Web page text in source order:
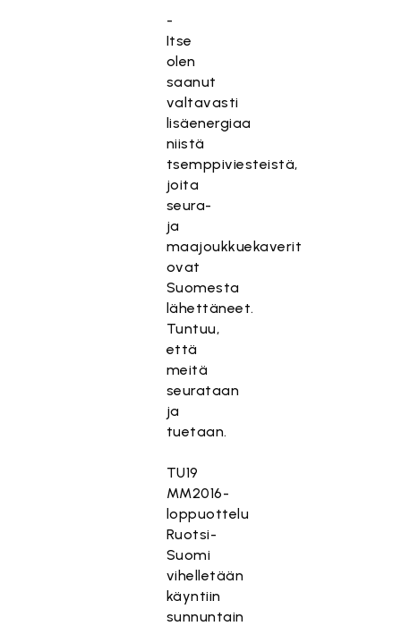
-
Itse
olen
saanut
valtavasti
lisäenergiaa
niistä
tsemppiviesteistä,
joita
seura-
ja
maajoukkuekaverit
ovat
Suomesta
lähettäneet.
Tuntuu,
että
meitä
seurataan
ja
tuetaan.
TU19
MM2016-
loppuottelu
Ruotsi-
Suomi
vihelletään
käyntiin
sunnuntain